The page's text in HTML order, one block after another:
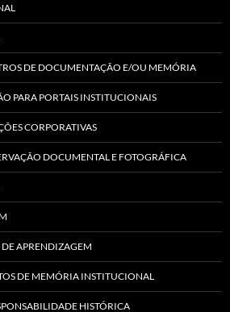
DE DOCUMENTAÇÃO E/OU MEMÓRIA
PARA PORTAIS INSTITUCIONAIS
CORPORATIVAS
DOCUMENTAL E FOTOGRÁFICA
APRENDIZAGEM
DE MEMÓRIA INSTITUCIONAL
HISTÓRICA